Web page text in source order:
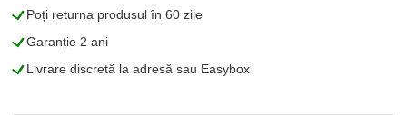
LPoți returna produsul în 60 zile
LGaranție 2 ani
LLivrare discretă la adresă sau Easybox